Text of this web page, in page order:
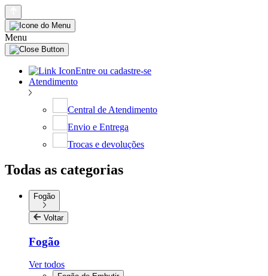
Menu
Entre ou cadastre-se
Atendimento
Central de Atendimento
Envio e Entrega
Trocas e devoluções
Todas as categorias
Fogão
Voltar
Fogão
Ver todos